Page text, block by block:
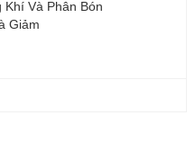
Khí Và Phân Bón
Giảm